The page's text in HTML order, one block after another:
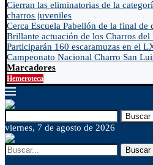
Cierran las eliminatorias de la
charros juveniles
Cerca Escuela Pabellón de la final de
Brillante actuación de los Charros del
Participarán 160 escaramuzas en el
Campeonato Nacional Charro San
Marcadores
Hemeroteca
Buscar
viernes, 7 de agosto de 2026
Buscar